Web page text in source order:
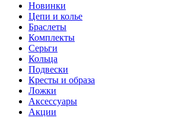
Новинки
Цепи и колье
Браслеты
Комплекты
Серьги
Кольца
Подвески
Кресты и образа
Ложки
Аксессуары
Акции